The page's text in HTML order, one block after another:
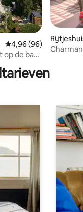
Gemiddelde
4,96 (96)
op de baai